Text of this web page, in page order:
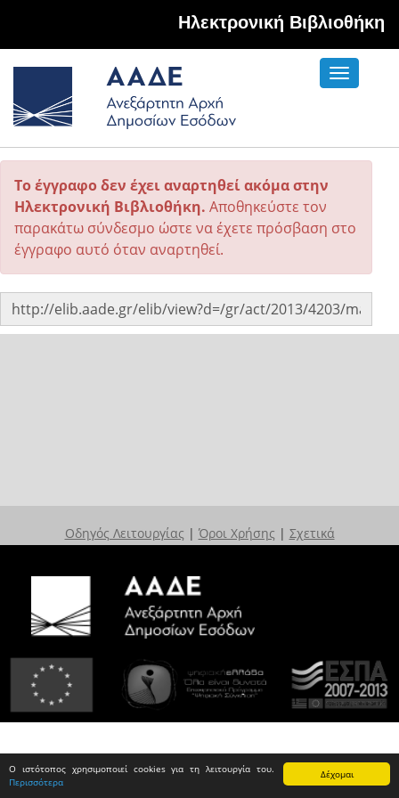
Δέχομαι
Ο ιστότοπος χρησιμοποιεί cookies για τη λειτουργία του.
Περισσότερα
Hλεκτρονική Βιβλιοθήκη
Toggle
Το έγγραφο δεν έχει αναρτηθεί ακόμα στην
Ηλεκτρονική Βιβλιοθήκη. Αποθηκεύστε τον
παρακάτω σύνδεσμο ώστε να έχετε πρόσβαση στο
έγγραφο αυτό όταν αναρτηθεί.
Οδηγός Λειτουργίας | Όροι Χρήσης | Σχετικά